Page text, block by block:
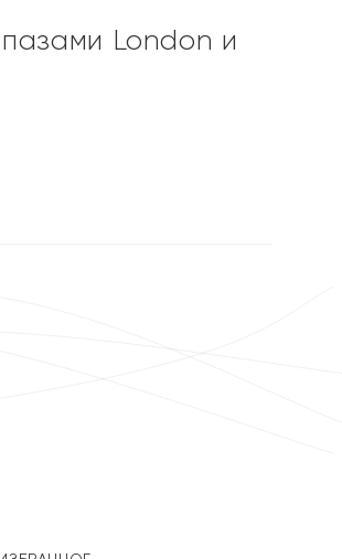
London и